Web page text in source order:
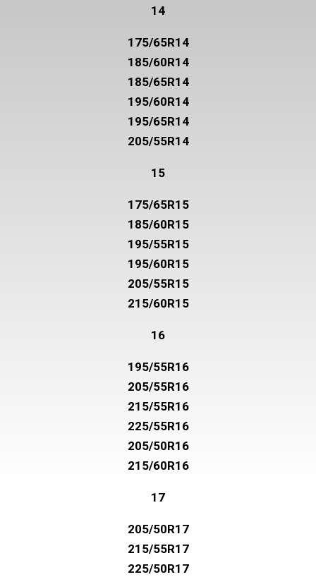
14
175/65R14
185/60R14
185/65R14
195/60R14
195/65R14
205/55R14
15
175/65R15
185/60R15
195/55R15
195/60R15
205/55R15
215/60R15
16
195/55R16
205/55R16
215/55R16
225/55R16
205/50R16
215/60R16
17
205/50R17
215/55R17
225/50R17